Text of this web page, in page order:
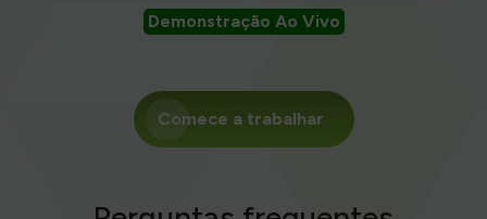
Demonstração Ao Vivo
Comece a trabalhar